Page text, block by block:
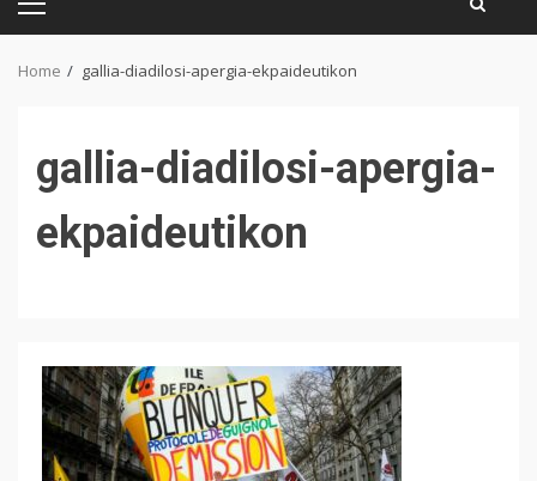
Primary
Home gallia-diadilosi-apergia-ekpaideutikon
gallia-diadilosi-apergia-
ekpaideutikon